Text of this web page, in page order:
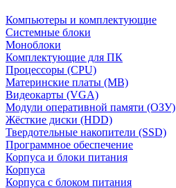
Компьютеры и комплектующие
Системные блоки
Моноблоки
Комплектующие для ПК
Процессоры (CPU)
Материнские платы (MB)
Видеокарты (VGA)
Модули оперативной памяти (ОЗУ)
Жёсткие диски (HDD)
Твердотельные накопители (SSD)
Программное обеспечение
Корпуса и блоки питания
Корпуса
Корпуса с блоком питания